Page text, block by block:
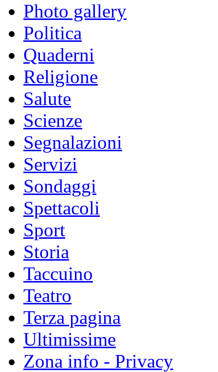
Photo gallery
Politica
Quaderni
Religione
Salute
Scienze
Segnalazioni
Servizi
Sondaggi
Spettacoli
Sport
Storia
Taccuino
Teatro
Terza pagina
Ultimissime
Zona info - Privacy